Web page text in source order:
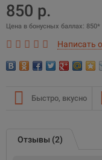
850 р.
Цена в бонусных баллах: 850*
Написать
Быстро, вкусно
Отзывы (2)